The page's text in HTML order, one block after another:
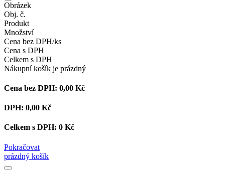
Obrázek
Obj. č.
Produkt
Množství
Cena bez DPH/ks
Cena s DPH
Celkem s DPH
Nákupní košík je prázdný
Cena bez DPH: 0,00 Kč
DPH: 0,00 Kč
Celkem s DPH: 0 Kč
Pokračovat
prázdný košík